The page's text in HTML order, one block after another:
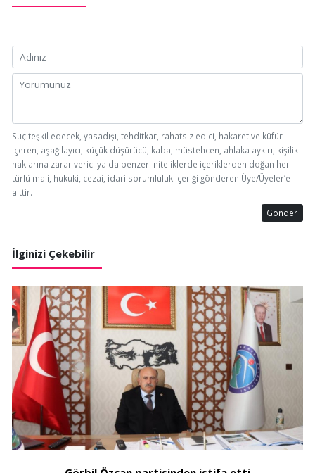
Suç teşkil edecek, yasadışı, tehditkar, rahatsız edici, hakaret ve küfür
içeren, aşağılayıcı, küçük düşürücü, kaba, müstehcen, ahlaka aykırı, kişilik
haklarına zarar verici ya da benzeri niteliklerde içeriklerden doğan her
türlü mali, hukuki, cezai, idari sorumluluk içeriği gönderen Üye/Üyeler’e
aittir.
Gönder
İlginizi Çekebilir